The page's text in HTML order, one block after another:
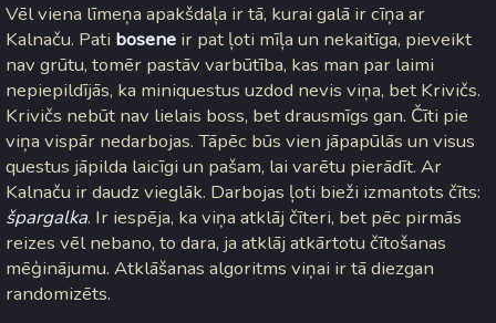
Vēl viena līmeņa apakšdaļa ir tā, kurai galā ir cīņa ar
Kalnaču. Pati bosene ir pat ļoti mīļa un nekaitīga, pieveikt
nav grūtu, tomēr pastāv varbūtība, kas man par laimi
nepiepildījās, ka miniquestus uzdod nevis viņa, bet Krivičs.
Krivičs nebūt nav lielais boss, bet drausmīgs gan. Čīti pie
viņa vispār nedarbojas. Tāpēc būs vien jāpapūlās un visus
questus jāpilda laicīgi un pašam, lai varētu pierādīt. Ar
Kalnaču ir daudz vieglāk. Darbojas ļoti bieži izmantots čīts:
špargalka. Ir iespēja, ka viņa atklāj čīteri, bet pēc pirmās
reizes vēl nebano, to dara, ja atklāj atkārtotu čītošanas
mēģinājumu. Atklāšanas algoritms viņai ir tā diezgan
randomizēts.